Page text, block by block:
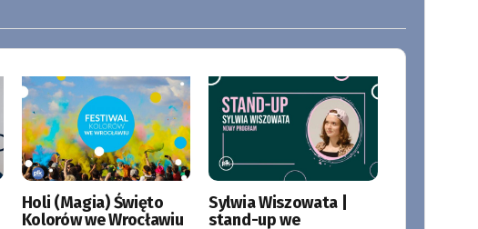
Holi (Magia) Święto
Kolorów we Wrocławiu
Sylwia Wiszowata |
stand-up we